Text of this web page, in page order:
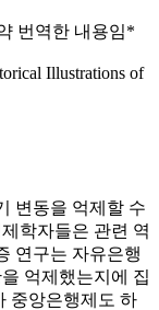
번역한 내용임*
Illustrations of
변동을 억제할 수
학자들은 관련 역
연구는 자유은행
억제했는지에 집
중앙은행제도 하